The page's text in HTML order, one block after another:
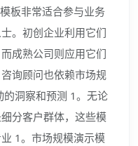
板非常适合参与业务
。初创企业利用它们
成熟公司则应用它们
询顾问也依赖市场规
的洞察和预测 1。无论
分客户群体，这些模
1。市场规模演示模